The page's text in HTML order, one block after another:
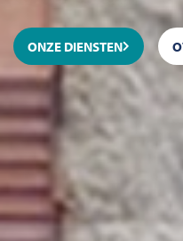
ONZE DIENSTEN